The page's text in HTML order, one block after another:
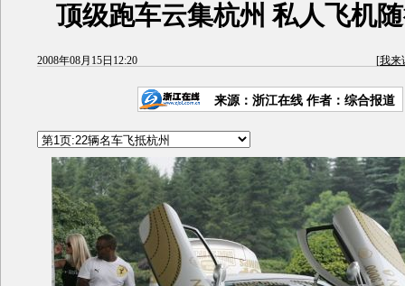
顶级跑车云集杭州 私人飞机
2008年08月15日12:20 [我来
来源：浙江在线 作者：综合报道